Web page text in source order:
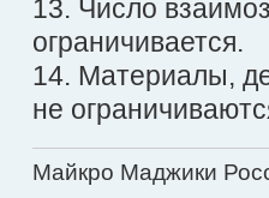
13. Число
ограничивается.
14. Материалы,
не
Майкро Маджики